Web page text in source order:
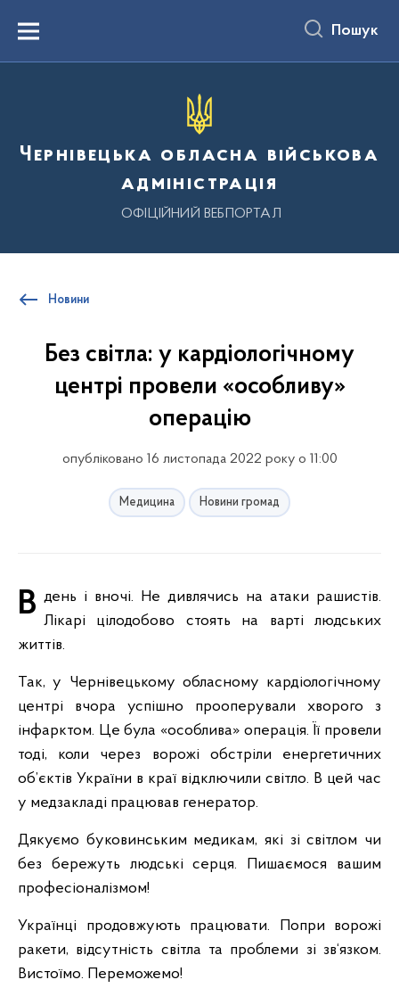
вмістуMenu Пошук
Чернівецька обласна військова
адміністрація
ОФІЦІЙНИЙ ВЕБПОРТАЛ
Новини
Без світла: у кардіологічному
центрі провели «особливу»
операцію
опубліковано 16 листопада 2022 року о 11:00
Медицина Новини громад
Вдень і вночі. Не дивлячись на атаки рашистів. Лікарі цілодобово стоять на варті людських
життів.
Так, у Чернівецькому обласному кардіологічному
центрі вчора успішно прооперували хворого з
інфарктом. Це була «особлива» операція. Її провели
тоді, коли через ворожі обстріли енергетичних
об’єктів України в краї відключили світло. В цей час
у медзакладі працював генератор.
Дякуємо буковинським медикам, які зі світлом чи
без бережуть людські серця. Пишаємося вашим
професіоналізмом!
Українці продовжують працювати. Попри ворожі
ракети, відсутність світла та проблеми зі зв‘язком.
Вистоїмо. Переможемо!